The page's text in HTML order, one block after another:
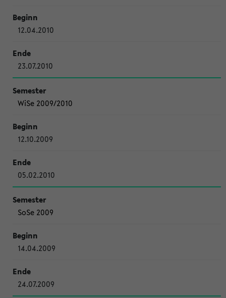
12.04.2010
23.07.2010
WiSe 2009/2010
12.10.2009
05.02.2010
SoSe 2009
14.04.2009
24.07.2009